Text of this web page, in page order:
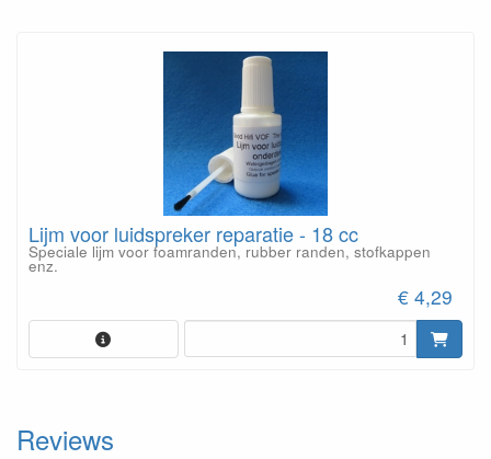
Lijm voor luidspreker reparatie - 18 cc
Speciale lijm voor foamranden, rubber randen, stofkappen
enz.
€ 4,29
Reviews